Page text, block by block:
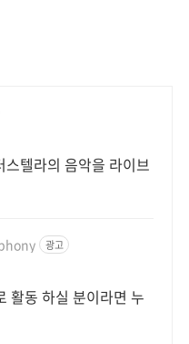
텔라의 음악을 라이브
광고
활동 하실 분이라면 누